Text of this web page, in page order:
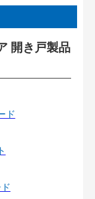
開き戸製品
ド